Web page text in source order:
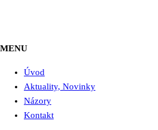
MENU
Úvod
Aktuality, Novinky
Názory
Kontakt